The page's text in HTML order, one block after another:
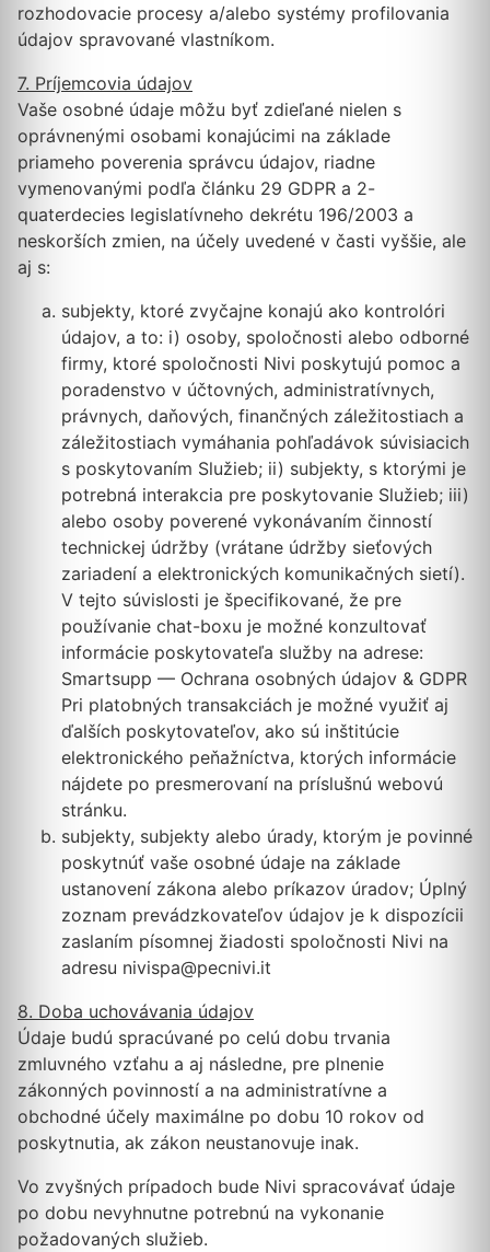
rozhodovacie procesy a/alebo systémy profilovania
údajov spravované vlastníkom.
7. Príjemcovia údajov
Vaše osobné údaje môžu byť zdieľané nielen s
oprávnenými osobami konajúcimi na základe
priameho poverenia správcu údajov, riadne
vymenovanými podľa článku 29 GDPR a 2-
quaterdecies legislatívneho dekrétu 196/2003 a
neskorších zmien, na účely uvedené v časti vyššie, ale
aj s:
subjekty, ktoré zvyčajne konajú ako kontrolóri
údajov, a to: i) osoby, spoločnosti alebo odborné
firmy, ktoré spoločnosti Nivi poskytujú pomoc a
poradenstvo v účtovných, administratívnych,
právnych, daňových, finančných záležitostiach a
záležitostiach vymáhania pohľadávok súvisiacich
s poskytovaním Služieb; ii) subjekty, s ktorými je
potrebná interakcia pre poskytovanie Služieb; iii)
alebo osoby poverené vykonávaním činností
technickej údržby (vrátane údržby sieťových
zariadení a elektronických komunikačných sietí).
V tejto súvislosti je špecifikované, že pre
používanie chat-boxu je možné konzultovať
informácie poskytovateľa služby na adrese:
Smartsupp — Ochrana osobných údajov & GDPR
Pri platobných transakciách je možné využiť aj
ďalších poskytovateľov, ako sú inštitúcie
elektronického peňažníctva, ktorých informácie
nájdete po presmerovaní na príslušnú webovú
stránku.
subjekty, subjekty alebo úrady, ktorým je povinné
poskytnúť vaše osobné údaje na základe
ustanovení zákona alebo príkazov úradov; Úplný
zoznam prevádzkovateľov údajov je k dispozícii
zaslaním písomnej žiadosti spoločnosti Nivi na
adresu nivispa@pecnivi.it
8. Doba uchovávania údajov
Údaje budú spracúvané po celú dobu trvania
zmluvného vzťahu a aj následne, pre plnenie
zákonných povinností a na administratívne a
obchodné účely maximálne po dobu 10 rokov od
poskytnutia, ak zákon neustanovuje inak.
Vo zvyšných prípadoch bude Nivi spracovávať údaje
po dobu nevyhnutne potrebnú na vykonanie
požadovaných služieb.